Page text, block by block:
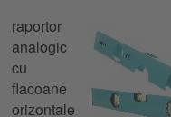
raportor
analogic
cu
flacoane
orizontale